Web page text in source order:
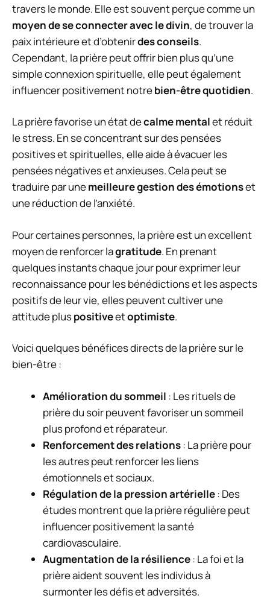
travers le monde. Elle est souvent perçue comme un
moyen de se connecter avec le divin, de trouver la
paix intérieure et d’obtenirdes conseils.
Cependant, la prière peut offrir bien plus qu’une
simple connexion spirituelle, elle peut également
influencer positivement notrebien-être quotidien.
La prière favorise un état decalme mentalet réduit
le stress. En se concentrant sur des pensées
positives et spirituelles, elle aide à évacuer les
pensées négatives et anxieuses. Cela peut se
traduire par unemeilleure gestion des émotionset
une réduction de l’anxiété.
Pour certaines personnes, la prière est un excellent
moyen de renforcer lagratitude. En prenant
quelques instants chaque jour pour exprimer leur
reconnaissance pour les bénédictions et les aspects
positifs de leur vie, elles peuvent cultiver une
attitude pluspositiveetoptimiste.
Voici quelques bénéfices directs de la prière sur le
bien-être :
Amélioration du sommeil : Les rituels de
prière du soir peuvent favoriser un sommeil
plus profond et réparateur.
Renforcement des relations: La prière pour
les autres peut renforcer les liens
émotionnels et sociaux.
Régulation de la pression artérielle: Des
études montrent que la prière régulière peut
influencer positivement la santé
cardiovasculaire.
Augmentation de la résilience: La foi et la
prière aident souvent les individus à
surmonter les défis et adversités.